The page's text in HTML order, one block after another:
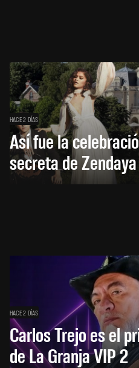
HACE 2 DÍAS
Así fue la
secreta de
HACE 2 DÍAS
Carlos Trejo es el
de La Granja VIP 2